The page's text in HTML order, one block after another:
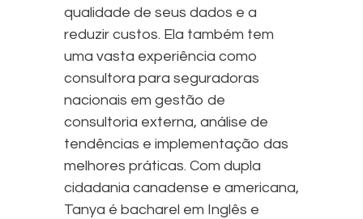
qualidade de seus dados e a
reduzir custos. Ela também tem
uma vasta experiência como
consultora para seguradoras
nacionais em gestão de
consultoria externa, análise de
tendências e implementação das
melhores práticas. Com dupla
cidadania canadense e americana,
Tanya é bacharel em Inglês e